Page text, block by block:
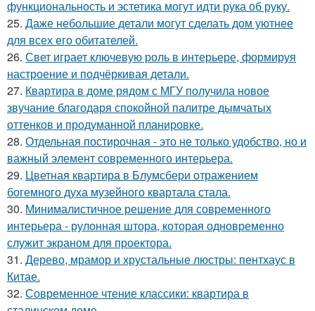
функциональность и эстетика могут идти рука об руку.
25. Даже небольшие детали могут сделать дом уютнее
для всех его обитателей.
26. Свет играет ключевую роль в интерьере, формируя
настроение и подчёркивая детали.
27. Квартира в доме рядом с МГУ получила новое
звучание благодаря спокойной палитре дымчатых
оттенков и продуманной планировке.
28. Отдельная постирочная - это не только удобство, но и
важный элемент современного интерьера.
29. Цветная квартира в Блумсбери отражением
богемного духа музейного квартала стала.
30. Минималистичное решение для современного
интерьера - рулонная штора, которая одновременно
служит экраном для проектора.
31. Дерево, мрамор и хрустальные люстры: пентхаус в
Китае.
32. Современное чтение классики: квартира в